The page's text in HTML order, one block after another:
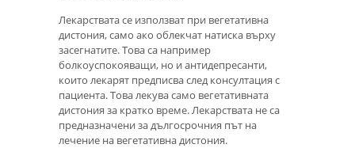
Лекарствата се използват при вегетативна
дистония, само ако облекчат натиска върху
засегнатите. Това са например
болкоуспокояващи, но и антидепресанти,
които лекарят предписва след консултация с
пациента. Това лекува само вегетативната
дистония за кратко време. Лекарствата не са
предназначени за дългосрочния път на
лечение на вегетативна дистония.